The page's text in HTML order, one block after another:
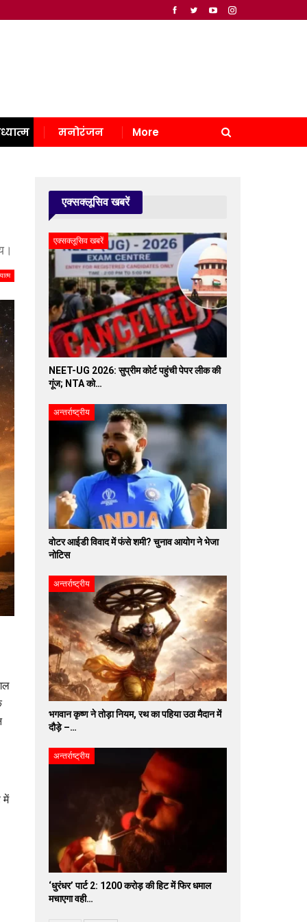
मनोरंजन More
में
एक्सक्लूसिव खबरें
एक्सक्लूसिव खबरें
NEET-UG 2026: सुप्रीम कोर्ट पहुंची पेपर लीक की
गूंज; NTA को…
अन्तर्राष्ट्रीय
वोटर आईडी विवाद में फंसे शमी? चुनाव आयोग ने भेजा
नोटिस
अन्तर्राष्ट्रीय
भगवान कृष्ण ने तोड़ा नियम, रथ का पहिया उठा मैदान में
दौड़े –…
अन्तर्राष्ट्रीय
‘धुरंधर’ पार्ट 2: 1200 करोड़ की हिट में फिर धमाल
मचाएगा वही…